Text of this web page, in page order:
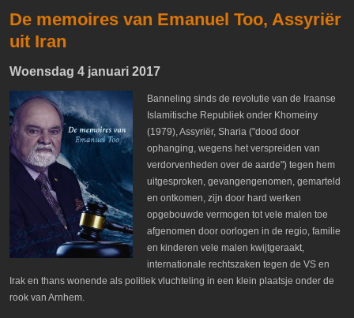
De memoires van Emanuel Too, Assyriër
uit Iran
Woensdag 4 januari 2017
Banneling sinds de revolutie van de Iraanse
Islamitische Republiek onder Khomeiny
(1979), Assyriër, Sharia ("dood door
ophanging, wegens het verspreiden van
verdorvenheden over de aarde") tegen hem
uitgesproken, gevangengenomen, gemarteld
en ontkomen, zijn door hard werken
opgebouwde vermogen tot vele malen toe
afgenomen door oorlogen in de regio, familie
en kinderen vele malen kwijtgeraakt,
internationale rechtszaken tegen de VS en
Irak en thans wonende als politiek vluchteling in een klein plaatsje onder de
rook van Arnhem.